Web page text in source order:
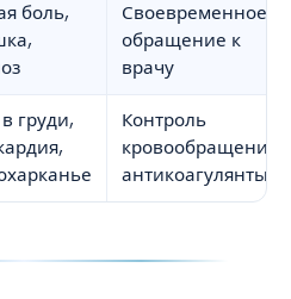
боль,
Своевременное
обращение к
врачу
груди,
Контроль
кровообращения,
антикоагулянты